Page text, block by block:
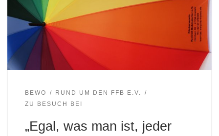
BEWO
RUND UM DEN FFB E.V.
ZU BESUCH BEI
„Egal, was man ist, jeder